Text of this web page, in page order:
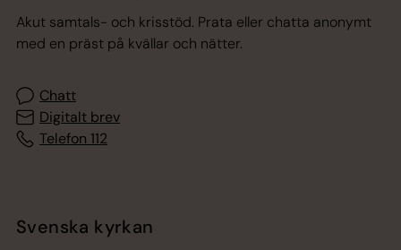
Akut samtals- och krisstöd. Prata eller chatta anonymt
med en präst på kvällar och nätter.
Chatt
Digitalt brev
Telefon 112
Svenska kyrkan